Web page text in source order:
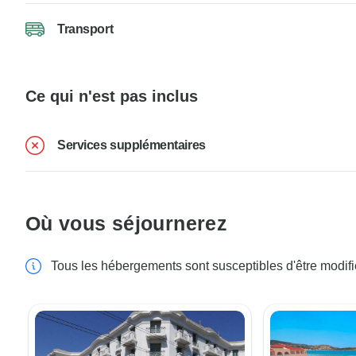
Transport
Ce qui n'est pas inclus
Services supplémentaires
Où vous séjournerez
Tous les hébergements sont susceptibles d'être